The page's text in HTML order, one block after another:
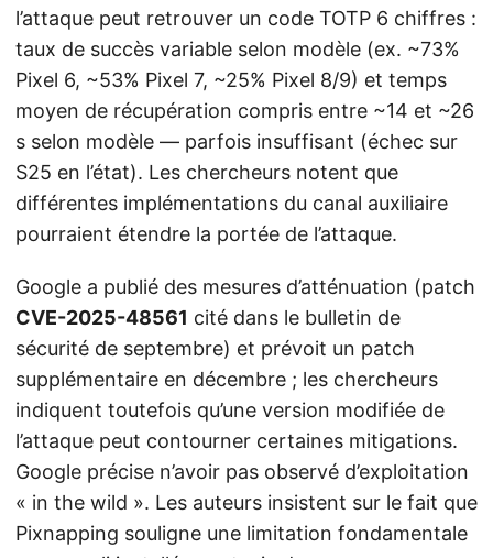
l’attaque peut retrouver un code TOTP 6 chiffres :
taux de succès variable selon modèle (ex. ~73%
Pixel 6, ~53% Pixel 7, ~25% Pixel 8/9) et temps
moyen de récupération compris entre ~14 et ~26
s selon modèle — parfois insuffisant (échec sur
S25 en l’état). Les chercheurs notent que
différentes implémentations du canal auxiliaire
pourraient étendre la portée de l’attaque.
Google a publié des mesures d’atténuation (patch
CVE-2025-48561 cité dans le bulletin de
sécurité de septembre) et prévoit un patch
supplémentaire en décembre ; les chercheurs
indiquent toutefois qu’une version modifiée de
l’attaque peut contourner certaines mitigations.
Google précise n’avoir pas observé d’exploitation
« in the wild ». Les auteurs insistent sur le fait que
Pixnapping souligne une limitation fondamentale